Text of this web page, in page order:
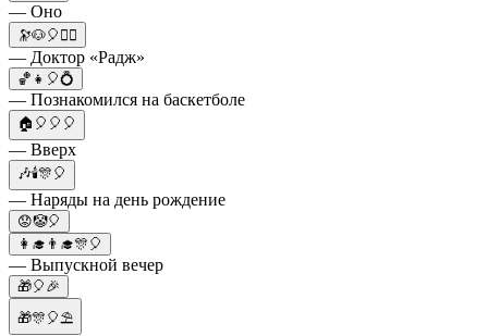
— Оно
🔭🐶🎈👳‍♂️
— Доктор «Радж»
🏀👧🎈💍
— Познакомился на баскетболе
🏠🎈🎈🎈
— Вверх
🎶🕯🎊🎈
— Наряды на день рождение
😟🤡🎈
👩‍🎓👨‍🎓🎊🎈
— Выпускной вечер
🎁🎈🎉
🎁🎊🎈⛱